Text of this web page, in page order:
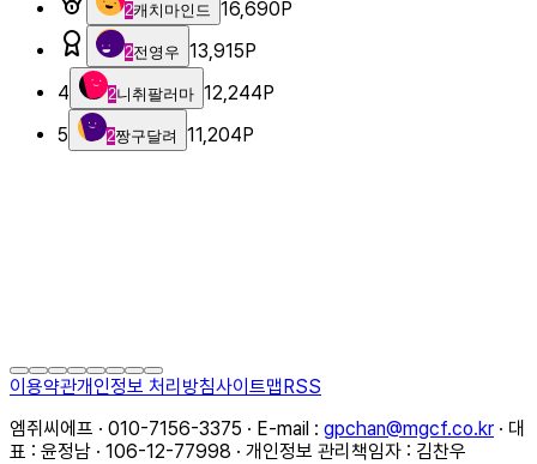
2캐치마인드 16,690P
2전영우 13,915P
4
2니취팔러마 12,244P
5
2짱구달려 11,204P
이용약관개인정보 처리방침사이트맵RSS
엠쥐씨에프 · 010-7156-3375 · E-mail : gpchan@mgcf.co.kr · 대
표 : 윤정남 · 106-12-77998 · 개인정보 관리책임자 : 김찬우